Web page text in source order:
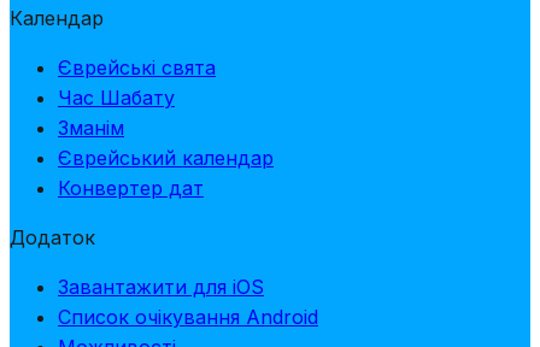
Календар
Єврейські свята
Час Шабату
Зманім
Єврейський календар
Конвертер дат
Додаток
Завантажити для iOS
Список очікування Android